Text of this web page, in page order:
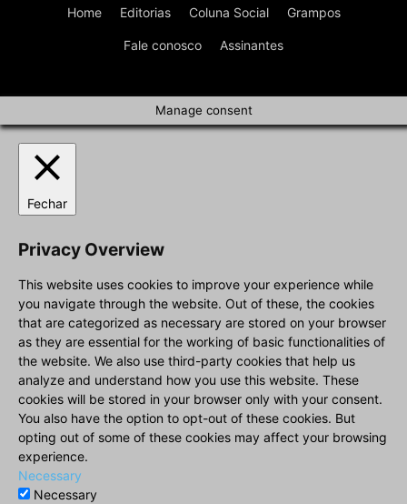
Home Editorias Coluna Social Grampos
Fale conosco Assinantes
Manage consent
Fechar
Privacy Overview
This website uses cookies to improve your experience while
you navigate through the website. Out of these, the cookies
that are categorized as necessary are stored on your browser
as they are essential for the working of basic functionalities of
the website. We also use third-party cookies that help us
analyze and understand how you use this website. These
cookies will be stored in your browser only with your consent.
You also have the option to opt-out of these cookies. But
opting out of some of these cookies may affect your browsing
experience.
Necessary
Necessary